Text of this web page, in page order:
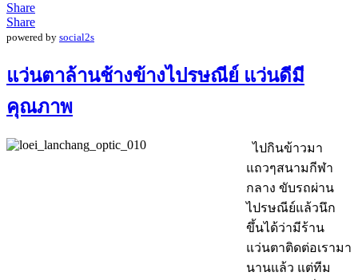
Share
Share
powered by social2s
แว่นตาล้านช้างข้างไปรษณีย์ แว่นดีมี
คุณภาพ
ไปกินข้าวมา
แถวๆสนามกีฬา
กลาง ขับรถผ่าน
ไปรษณีย์แล้วนึก
ขึ้นได้ว่ามีร้าน
แว่นตาติดต่อเรามา
นานแล้ว แต่ทีม